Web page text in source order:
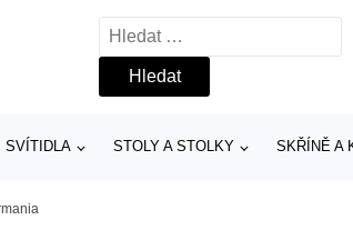
Vyhledávání
SVÍTIDLA STOLY A STOLKY SKŘÍNĚ A